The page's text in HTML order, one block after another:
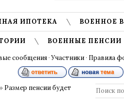
ИПОТЕКА ВОЕННОЕ
ВОЕННЫЕ ПЕНСИИ
сообщения ·Участники · Правила
» Размер пенсии будет